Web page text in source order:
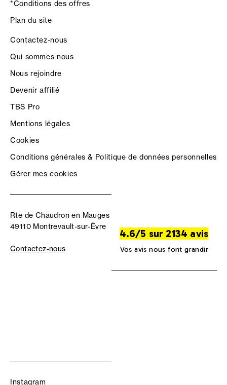
*Conditions des offres
Plan du site
Contactez-nous
Qui sommes nous
Nous rejoindre
Devenir affilié
TBS Pro
Mentions légales
Cookies
Conditions générales & Politique de données personnelles
Gérer mes cookies
Rte de Chaudron en Mauges
49110 Montrevault-sur-Èvre
Contactez-nous
4.6/5 sur 2134 avis
Vos avis nous font grandir
Instagram